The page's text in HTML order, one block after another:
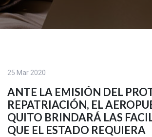
25 Mar 2020
ANTE LA EMISIÓN DEL
REPATRIACIÓN, EL
QUITO BRINDARÁ LAS
QUE EL ESTADO REQUIERA